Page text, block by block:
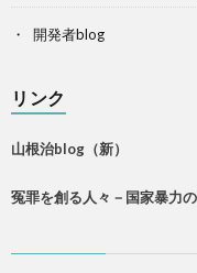
開発者blog
リンク
山根治blog（新）
冤罪を創る人々－国家暴力